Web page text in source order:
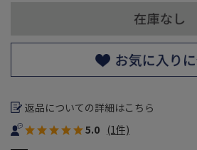
返品についての詳細はこちら
5.0 (1件)